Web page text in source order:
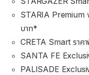
STARIA Premium
บาท*
CRETA Smartราค
SANTA FE
PALISADE